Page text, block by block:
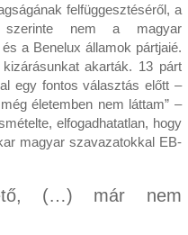
felfüggesztéséről, a
szerinte nem a magyar
a Benelux államok pártjaié.
akarták. 13 párt
egy fontos választás előtt –
életemben nem láttam” –
elfogadhatatlan, hogy
magyar szavazatokkal EB-
(…) már nem